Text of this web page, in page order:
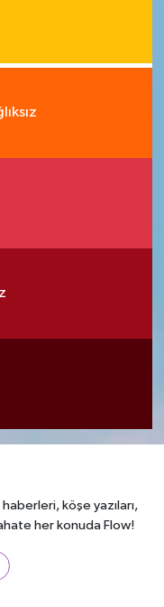
köşe yazıları,
her konuda Flow!